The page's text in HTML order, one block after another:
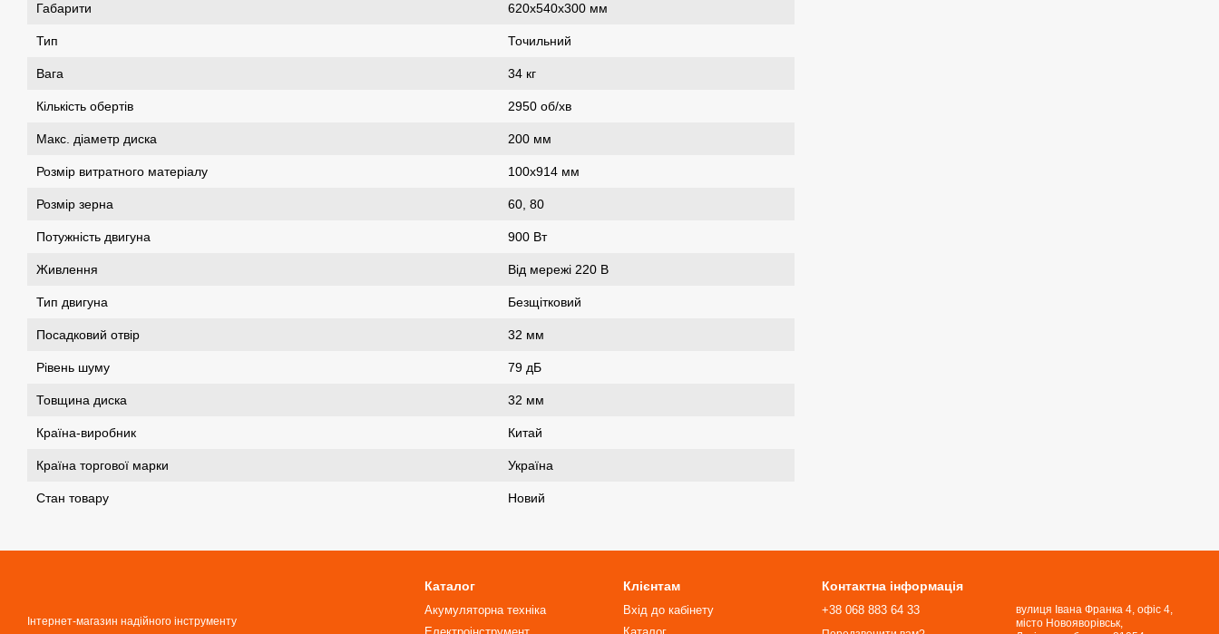
Габарити 620x540x300 мм
Тип Точильний
Вага 34 кг
Кількість обертів 2950 об/хв
Макс. діаметр диска 200 мм
Розмір витратного матеріалу 100x914 мм
Розмір зерна 60, 80
Потужність двигуна 900 Вт
Живлення Від мережі 220 В
Тип двигуна Безщітковий
Посадковий отвір 32 мм
Рівень шуму 79 дБ
Товщина диска 32 мм
Країна-виробник Китай
Країна торгової марки Україна
Стан товару Новий
Інтернет-магазин надійного інструменту
Каталог
Акумуляторна техніка
Клієнтам
Вхід до кабінету
Контактна інформація
+38 068 883 64 33
вулиця Івана Франка 4, офіс 4,
місто Новояворівськ,